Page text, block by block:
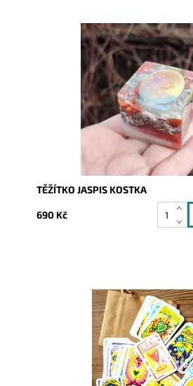
Dostupnost:
Skladem
8061
TĚŽÍTKO JASPIS KOSTKA
690 Kč
Skladem
10619